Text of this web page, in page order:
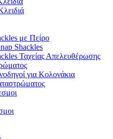
με Πείρο
Shackles
Ταχείας Απελευθέρωσης
για Κολονάκια